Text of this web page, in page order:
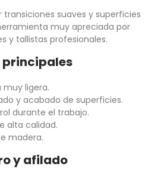
suaves y superficies
muy apreciada por
y tallistas profesionales.
muy ligera.
y acabado de superficies.
durante el trabajo.
alta calidad.
madera.
y afilado